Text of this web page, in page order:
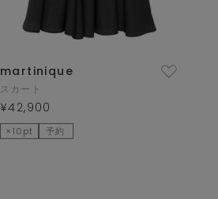
martinique
スカート
¥42,900
×10pt 予約